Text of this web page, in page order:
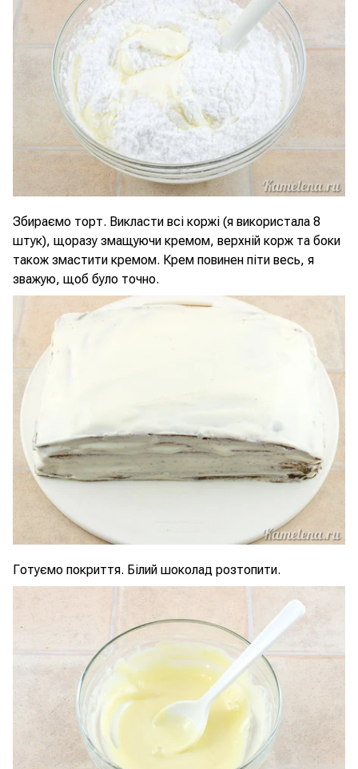
Збираємо торт. Викласти всі коржі (я використала 8
штук), щоразу змащуючи кремом, верхній корж та боки
також змастити кремом. Крем повинен піти весь, я
зважую, щоб було точно.
Готуємо покриття. Білий шоколад розтопити.